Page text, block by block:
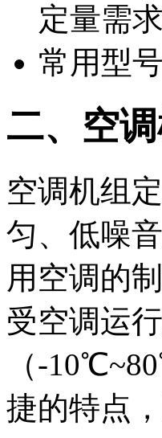
定量需求
常用型
二、空
空调机组
匀、低噪
用空调的
受空调运
（-
捷的特点